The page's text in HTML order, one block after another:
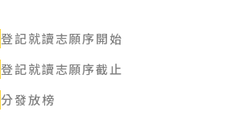
登記就讀志願序開始
登記就讀志願序截止
分發放榜